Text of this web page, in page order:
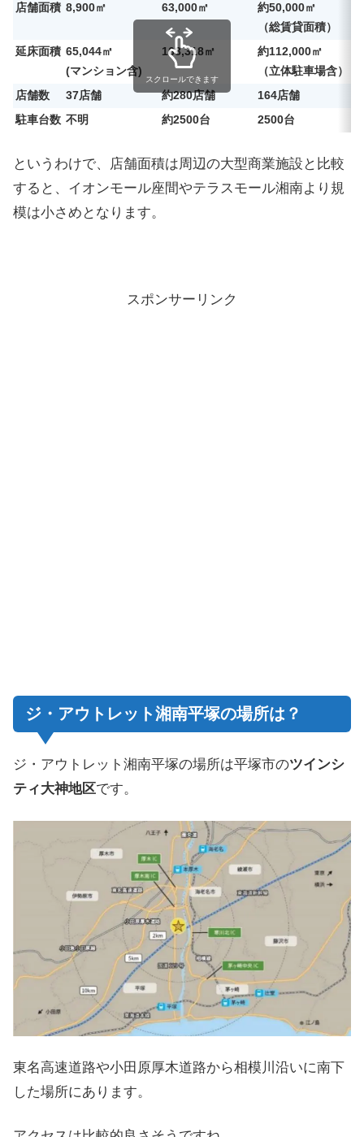
店舗面積 8,900㎡ 63,000㎡
約50,000㎡
（総賃貸面積）
延床面積 65,044㎡
(マンション含)
168,318㎡
約112,000㎡
（立体駐車場含）
店舗数 37店舗 約280店舗 164店舗
駐車台数 不明 約2500台 2500台
スクロールできます
というわけで、店舗面積は周辺の大型商業施設と比較
すると、イオンモール座間やテラスモール湘南より規
模は小さめとなります。
スポンサーリンク
ジ・アウトレット湘南平塚の場所は？
ジ・アウトレット湘南平塚の場所は平塚市のツインシ
ティ大神地区です。
東名高速道路や小田原厚木道路から相模川沿いに南下
した場所にあります。